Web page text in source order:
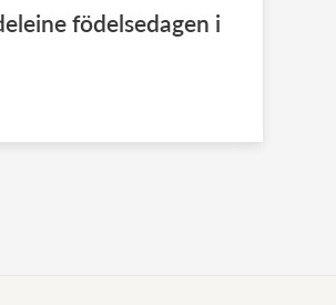
födelsedagen i